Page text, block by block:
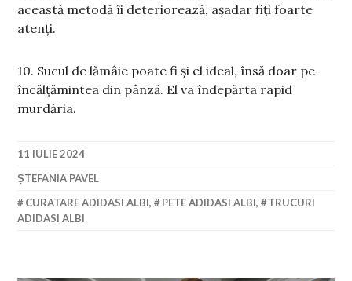
această metodă îi deteriorează, așadar fiți foarte
atenți.
10. Sucul de lămâie poate fi și el ideal, însă doar pe
încălțămintea din pânză. El va îndepărta rapid
murdăria.
11 IULIE 2024
ȘTEFANIA PAVEL
CURATARE ADIDASI ALBI, PETE ADIDASI ALBI,
TRUCURI
ADIDASI ALBI